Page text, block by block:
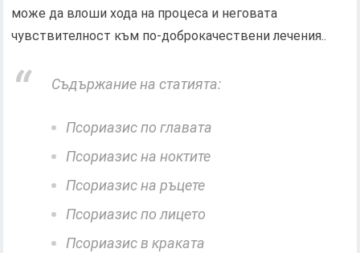
може да влоши хода на процеса и неговата
чувствителност към по-доброкачествени лечения..
Съдържание на статията:
Псориазис по главата
Псориазис на ноктите
Псориазис на ръцете
Псориазис по лицето
Псориазис в краката